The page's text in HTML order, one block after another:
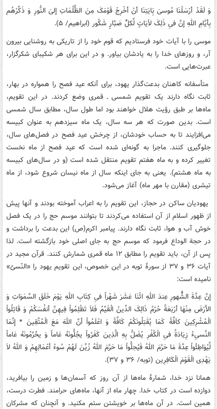
وَ لَقَدْ أرْسَلْنَا مُوسیَ‌ بَِایَتِنَا أنْ أخْرِجْ قَوْمَکَ مِنَ الظُّلُمَاتِ إلیَ النُّورِ وَ ذَکِّرْهُم
بِأیَّامِ اللهِ إنَّ فیِ ذَلِکَ لاََیَاتٍ لِّکلُ‌ِّ صَبَّارٍ شَکُور (ابراهیم/ ۵).
موسی را با آیات خود فرستادیم که قوم خود را از تاریکی به روشنایی بیرون
آر، و روزهای خدا را به یادشان بیاور. و در این برای هر شکیبای شکرگزار،
عبرت‌هایی است.
متأسفانه کاهنان بدعت‌گذار یهود، برای آنکه عید فصح را همواره در بهار،
ثابت نگاه دارند یک تقویم شمسی ـ قمری وضع کردند. در این تقویم،
ماه‌ها بر طبق رؤیت هلال خواهند بود اما طول سال، مطابق سال شمسی
است. بدین صورت که هر سه سال، یک ماه سیزدهم به عنوان کبیسه
می‌افزایند تا به حساب خودشان، از چرخش عید فصح در فصل‌های سال،
جلوگیری کنند. ماجرا به گونه‌ای شده است که عید فصح از ماه نخست
تغییر کرده و به ماه هفتم تقویم منتقل شده است (و در سال‌های کبیسه
به ماه هشتم). یعنی به جای اینکه سال از ماه نیسان شروع شود، از ماه
تیشری (مقارن با مهر ماه) آغاز می‌شود.
یهودیان ساکن در حجاز، این تقویم را به اعراب آموخته بودند و آنها پیش
از ظهور اسلام از آن استفاده می‌کردند تا بتوانند موسم حج را در یک فصل
خوش آب و هوا، ثابت نگاه دارند. پیامبر اکرم(ص) این بدعت را برداشت و
در حجة الوداع فرمود که موسم حج به جای اصلی خود بازگشته است. لذا
پس از آن، باید تقویم را مطابق ۱۲ ماه قمری شمارش کنند. قرآن مجید در
آیات ۳۶ و ۳۷ از سورۀ توبه در این خصوص، این تقویم یهود را «النّسئ»
نامیده است:
إنَّ عِدَّةَ الشُُّهورِ عِندَ اللهِ اثْنَا عَشَرَ شَهْراً فیِ کِتَابِ اللهِ یَوْمَ خَلَقَ السَّمَوَاتِ وَ
الأرْضَ مِنْهَا أرْبَعَةٌ حُرُمٌ ذَالِکَ الدِّینُ الْقَیِّمُ فَلاَ تَظْلِمُواْ فِیهِنَّ أنفُسَکُمْ وَ قَاتِلُواْ
الْمُشْرِکِینَ کاَفَّةً کَمَا یُقَتِلُونَکُمْ کَافَّةً وَ اعْلَمُواْ أنَّ اللهَ مَعَ الْمُتَّقِینَ * إنَّمَا
النَّسیِ‌ءُ زِیَادَةٌ فیِ الْکُفْرِ یُضَلُّ بِهِ الَّذِینَ کَفَرُواْ یحُِلُّونَهُ عَاماً وَ یحَُرِّمُونَهُ عَاماً
لِّیُوَاطِئُواْ عِدَّةَ مَا حَرَّمَ اللهُ فَیُحِلُّواْ مَا حَرَّمَ اللهُ زُیِّنَ لَهُمْ سُوءُ أعْمَالِهِمْ وَ اللهُ لاَ
یَهْدِی الْقَوْمَ الْکَافِرِین‌ (توبه/ ۳۶ و ۳۷).
همانا نزد خدا، شمارۀ ماه‌ها از آن روز که آسمان‌ها و زمین را بیافرید،
دوازده است در کتاب خدا. چهار ماه از آنها، ماه‌های حرامند. فطرت درست،
همین است. در آن ماه‌ها بر خویشتن ستم مکنید. و آنچنان که مشرکان